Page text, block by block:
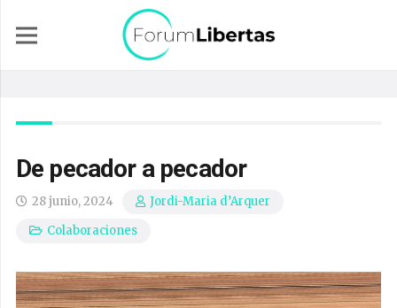
De pecador a pecador
28 junio, 2024
Jordi-Maria d’Arquer
Colaboraciones